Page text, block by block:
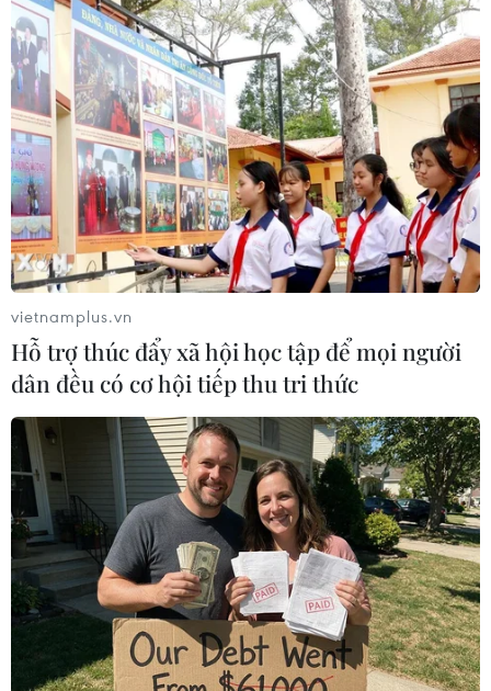
vietnamplus.vn
Hỗ trợ thúc đẩy xã hội học tập để mọi người
dân đều có cơ hội tiếp thu tri thức